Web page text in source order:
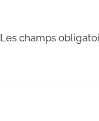
Les champs